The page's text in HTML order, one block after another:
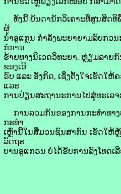
ທັງ​ນີ້ ບັນດາ​ນັກ​ວິເຄາະ​ທີ່​ສູນ​ສິດທິ​
ຜູ້
ນຳ​ອູ​ແກຼນ ກຳລັງ​ພະຍາຍາມ​ລົບ​ກວ
ກໍ່​ການ
ຮ້າຍ​ທາງ​ນິເວດ​ວິທະຍາ. ຫຼ່ຽມ​ລາ
ຂອງ​ເອີ​
ຣົບ ແລະ ອັງກິດ, ເຊິ່ງ​ຕັ້ງໃຈ​ເຮັດ​ໃ
ແລະ
ການ​ປ່ຽນ​ສະຖານະ​ການ​ໄປ​ສູ່​ທະເລ​
ການ​ລວມ​ກັນ​ຂອງ​ການ​ກະທຳ​ທາງ​
ກະທຳ
ເຫຼົ່າ​ນີ້​ໃນ​ສື່​ມວນ​ຊົນ​ສາກົນ ເຮັດ​ໃຫ້​
ລັດຖະ
ບານ​ອູ​ແກຣນ ບໍ່​ໄດ້​ຮັບ​ການ​ລົງໂທດ​